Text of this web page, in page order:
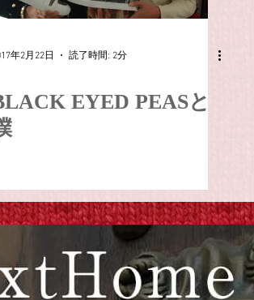
年2月22日 読了時間: 2分
EYED PEASと